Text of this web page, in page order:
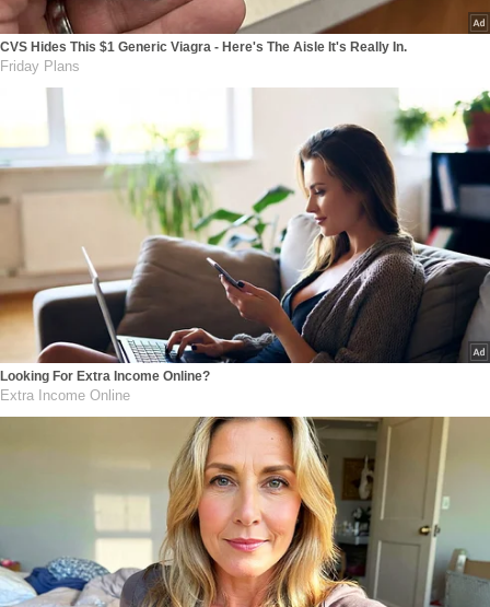
CVS Hides This $1 Generic Viagra - Here's The Aisle It's Really In.
Friday Plans
Looking For Extra Income Online?
Extra Income Online